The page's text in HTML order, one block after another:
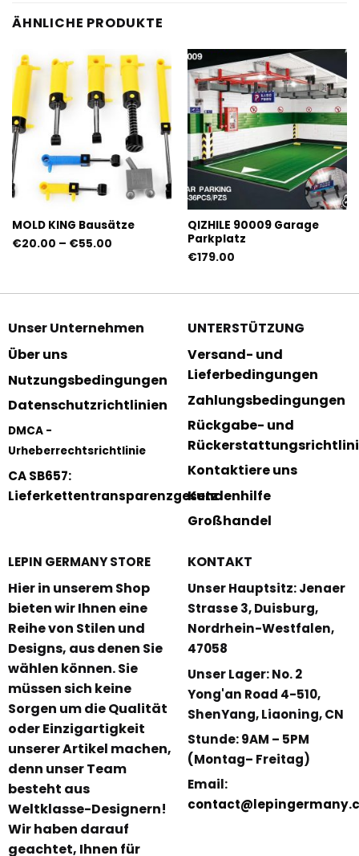
ÄHNLICHE PRODUKTE
MOLD KING Bausätze
€20.00 – €55.00Preisspanne:
QIZHILE 90009 Garage
Parkplatz
€179.00
Unser Unternehmen
Über uns
Nutzungsbedingungen
Datenschutzrichtlinien
DMCA -
Urheberrechtsrichtlinie
CA SB657:
Lieferkettentransparenzgesetz
UNTERSTÜTZUNG
Versand- und
Lieferbedingungen
Zahlungsbedingungen
Rückgabe- und
Kontaktiere uns
Kundenhilfe
Großhandel
LEPIN GERMANY STORE
Hier in unserem Shop
bieten wir Ihnen eine
Reihe von Stilen und
Designs, aus denen Sie
wählen können. Sie
müssen sich keine
Sorgen um die Qualität
oder Einzigartigkeit
unserer Artikel machen,
denn unser Team
besteht aus
Weltklasse-Designern!
Wir haben darauf
geachtet, Ihnen für
KONTAKT
Unser Hauptsitz: Jenaer
Strasse 3, Duisburg,
Nordrhein-Westfalen,
47058
Unser Lager: No. 2
Yong'an Road 4-510,
ShenYang, Liaoning, CN
Stunde: 9AM – 5PM
(Montag– Freitag)
Email: